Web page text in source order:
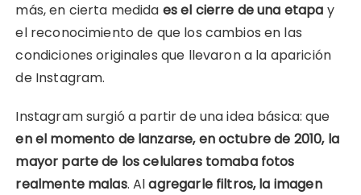
más, en cierta medida es el cierre de una etapa y
el reconocimiento de que los cambios en las
condiciones originales que llevaron a la aparición
de Instagram.
Instagram surgió a partir de una idea básica: que
en el momento de lanzarse, en octubre de 2010, la
mayor parte de los celulares tomaba fotos
realmente malas. Alagregarle filtros, la imagen